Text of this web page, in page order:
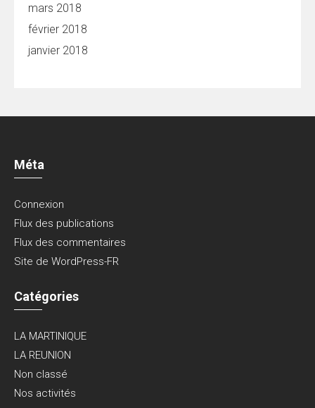
mars 2018
février 2018
janvier 2018
Méta
Connexion
Flux des publications
Flux des commentaires
Site de WordPress-FR
Catégories
LA MARTINIQUE
LA REUNION
Non classé
Nos activités